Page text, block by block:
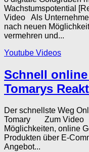
Wachstumspotential
Video Als
nach neuen
vermehren und...
Youtube Videos
Schnell
Tomarys
Der schnellste Weg
Tomary Zum Video
Möglichkeiten, online
Produkten über E-
Angebot...